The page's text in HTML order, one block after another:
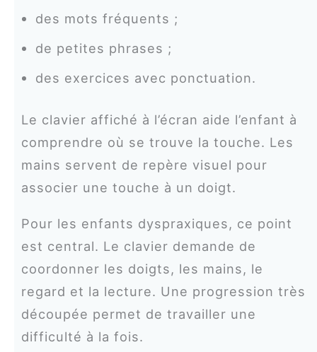
des mots fréquents ;
de petites phrases ;
des exercices avec ponctuation.
Le clavier affiché à l’écran aide l’enfant à
comprendre où se trouve la touche. Les
mains servent de repère visuel pour
associer une touche à un doigt.
Pour les enfants dyspraxiques, ce point
est central. Le clavier demande de
coordonner les doigts, les mains, le
regard et la lecture. Une progression très
découpée permet de travailler une
difficulté à la fois.